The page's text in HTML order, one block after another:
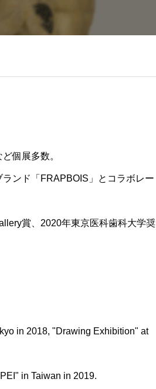
個展多数。
ンド「FRAPBOIS」とコラボレー
賞、2020年東京医科歯科大学奨
in 2018, "Drawing Exhibition" at
in Taiwan in 2019.